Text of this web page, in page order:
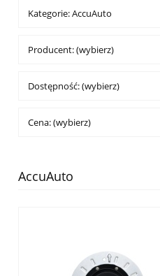
Kategorie: AccuAuto
Producent: (wybierz)
Dostępność: (wybierz)
Cena: (wybierz)
AccuAuto